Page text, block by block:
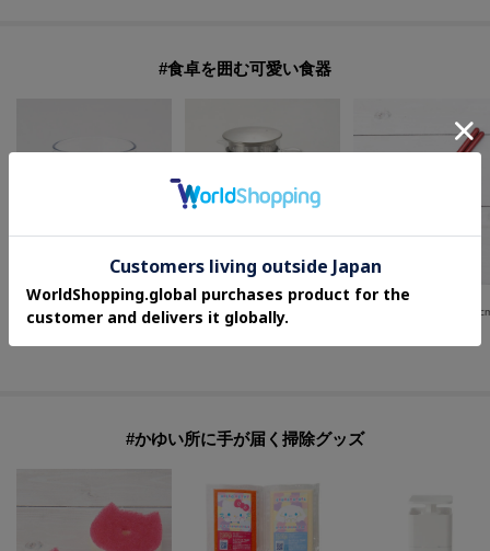
#食卓を囲む可愛い食器
212 KITCHEN STORE
ダイヤグラス ブルー
212 KITCHEN STORE
one'sterrace
◆究極のすべらない箸
#かゆい所に手が届く掃除グッズ